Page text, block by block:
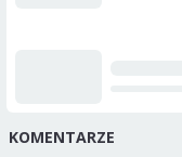
KOMENTARZE